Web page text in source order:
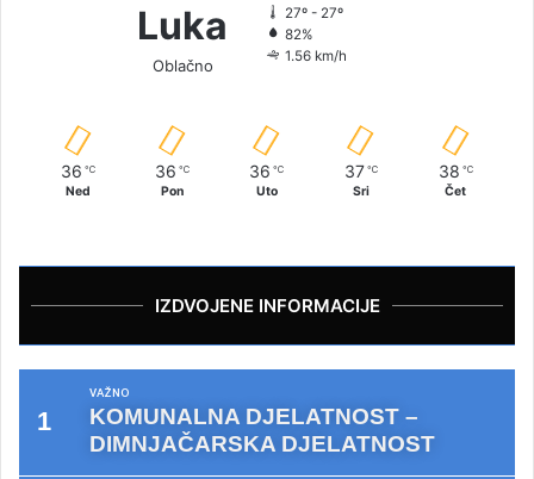
Luka
Oblačno
27º - 27º
82%
1.56 km/h
36 ℃
Ned
36 ℃
Pon
36 ℃
Uto
37 ℃
Sri
38 ℃
Čet
IZDVOJENE INFORMACIJE
VAŽNO
KOMUNALNA DJELATNOST –
DIMNJAČARSKA DJELATNOST